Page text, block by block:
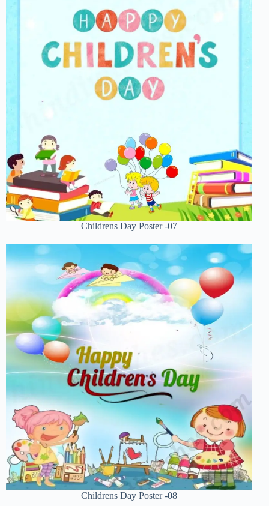
Childrens Day Poster -07
Childrens Day Poster -08